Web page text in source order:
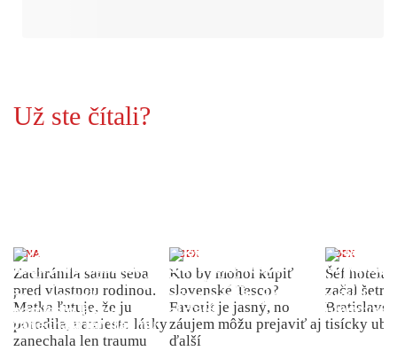
Už ste čítali?
ŽENA
Zachránila samu seba
pred vlastnou rodinou.
Matka ľutuje, že ju
porodila, namiesto lásky
zanechala len traumu
INDEX
Kto by mohol kúpiť
slovenské Tesco?
Favorit je jasný, no
záujem môžu prejaviť aj
ďalší
INDEX
Šéf
začal
Bratislave
tisícky